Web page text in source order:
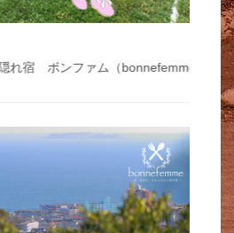
湯河原の隠れ宿 ボンファム（